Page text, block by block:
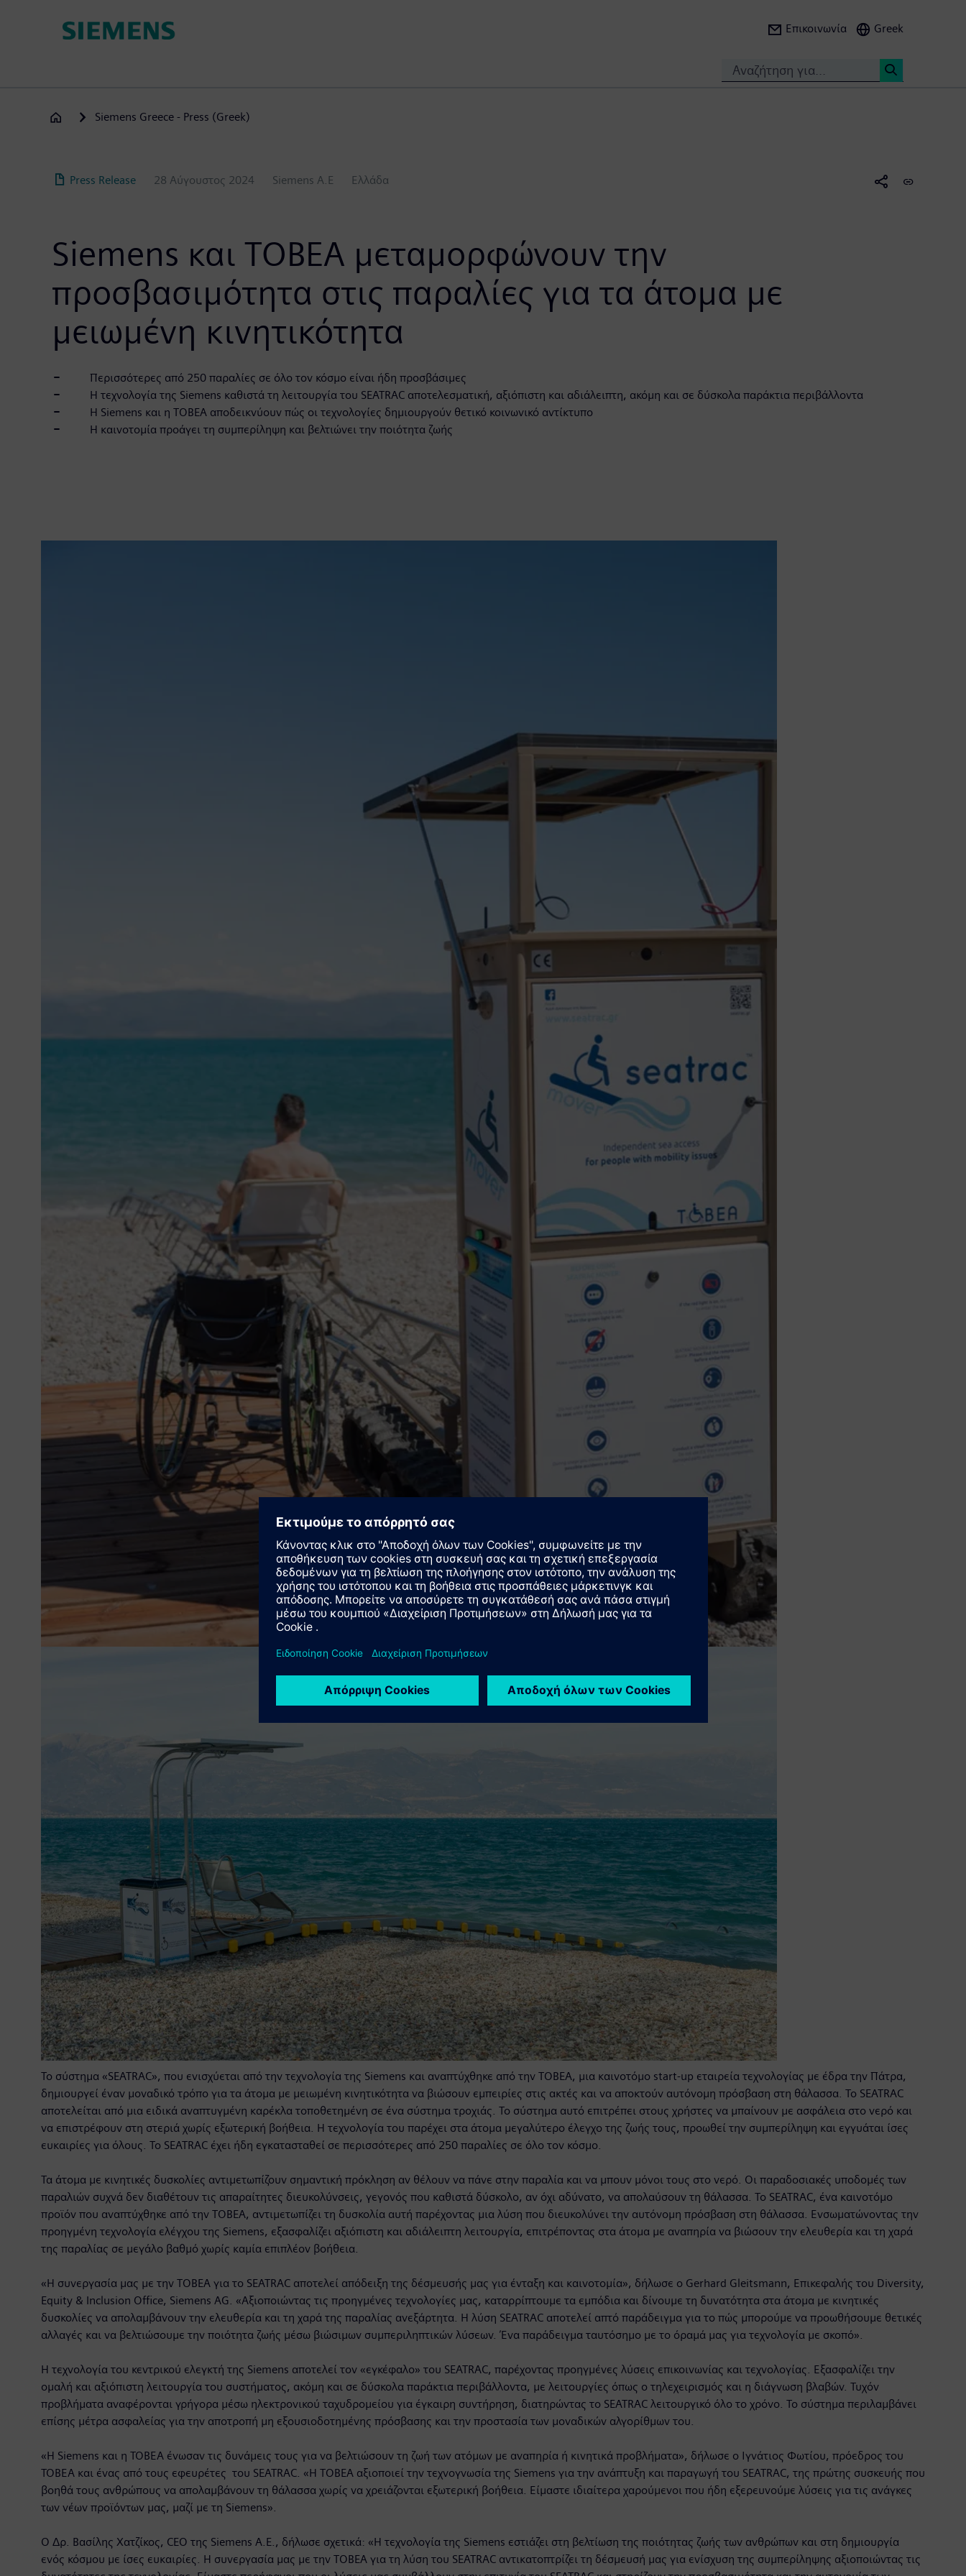
Επικοινωνία Greek
Siemens Greece - Press (Greek)
Press Release 28 Αύγουστος 2024 Siemens A.E Ελλάδα
Siemens και TOBEA μεταμορφώνουν την
προσβασιμότητα στις παραλίες για τα άτομα με
μειωμένη κινητικότητα
Περισσότερες από 250 παραλίες σε όλο τον κόσμο είναι ήδη προσβάσιμες
Η τεχνολογία της Siemens καθιστά τη λειτουργία του SEATRAC αποτελεσματική, αξιόπιστη και αδιάλειπτη, ακόμη και σε δύσκολα παράκτια περιβάλλοντα
Η Siemens και η TOBEA αποδεικνύουν πώς οι τεχνολογίες δημιουργούν θετικό κοινωνικό αντίκτυπο
Η καινοτομία προάγει τη συμπερίληψη και βελτιώνει την ποιότητα ζωής
Το σύστημα «SEATRAC», που ενισχύεται από την τεχνολογία της Siemens και αναπτύχθηκε από την TOBEA, μια καινοτόμο start-up εταιρεία τεχνολογίας με έδρα την Πάτρα,
δημιουργεί έναν μοναδικό τρόπο για τα άτομα με μειωμένη κινητικότητα να βιώσουν εμπειρίες στις ακτές και να αποκτούν αυτόνομη πρόσβαση στη θάλασσα. Το SEATRAC
αποτελείται από μια ειδικά αναπτυγμένη καρέκλα τοποθετημένη σε ένα σύστημα τροχιάς. Το σύστημα αυτό επιτρέπει στους χρήστες να μπαίνουν με ασφάλεια στο νερό και
να επιστρέφουν στη στεριά χωρίς εξωτερική βοήθεια. Η τεχνολογία του παρέχει στα άτομα μεγαλύτερο έλεγχο της ζωής τους, προωθεί την συμπερίληψη και εγγυάται ίσες
ευκαιρίες για όλους. Το SEATRAC έχει ήδη εγκατασταθεί σε περισσότερες από 250 παραλίες σε όλο τον κόσμο.
Τα άτομα με κινητικές δυσκολίες αντιμετωπίζουν σημαντική πρόκληση αν θέλουν να πάνε στην παραλία και να μπουν μόνοι τους στο νερό. Οι παραδοσιακές υποδομές των
παραλιών συχνά δεν διαθέτουν τις απαραίτητες διευκολύνσεις, γεγονός που καθιστά δύσκολο, αν όχι αδύνατο, να απολαύσουν τη θάλασσα. Το SEATRAC, ένα καινοτόμο
προϊόν που αναπτύχθηκε από την TOBEA, αντιμετωπίζει τη δυσκολία αυτή παρέχοντας μια λύση που διευκολύνει την αυτόνομη πρόσβαση στη θάλασσα. Ενσωματώνοντας την
προηγμένη τεχνολογία ελέγχου της Siemens, εξασφαλίζει αξιόπιστη και αδιάλειπτη λειτουργία, επιτρέποντας στα άτομα με αναπηρία να βιώσουν την ελευθερία και τη χαρά
της παραλίας σε μεγάλο βαθμό χωρίς καμία επιπλέον βοήθεια.
«Η συνεργασία μας με την TOBEA για το SEATRAC αποτελεί απόδειξη της δέσμευσής μας για ένταξη και καινοτομία», δήλωσε ο Gerhard Gleitsmann, Επικεφαλής του Diversity,
Equity & Inclusion Office, Siemens AG. «Αξιοποιώντας τις προηγμένες τεχνολογίες μας, καταρρίπτουμε τα εμπόδια και δίνουμε τη δυνατότητα στα άτομα με κινητικές
δυσκολίες να απολαμβάνουν την ελευθερία και τη χαρά της παραλίας ανεξάρτητα. Η λύση SEATRAC αποτελεί απτό παράδειγμα για το πώς μπορούμε να προωθήσουμε θετικές
αλλαγές και να βελτιώσουμε την ποιότητα ζωής μέσω βιώσιμων συμπεριληπτικών λύσεων. Ένα παράδειγμα ταυτόσημο με το όραμά μας για τεχνολογία με σκοπό».
Η τεχνολογία του κεντρικού ελεγκτή της Siemens αποτελεί τον «εγκέφαλο» του SEATRAC, παρέχοντας προηγμένες λύσεις επικοινωνίας και τεχνολογίας. Εξασφαλίζει την
ομαλή και αξιόπιστη λειτουργία του συστήματος, ακόμη και σε δύσκολα παράκτια περιβάλλοντα, με λειτουργίες όπως ο τηλεχειρισμός και η διάγνωση βλαβών. Τυχόν
προβλήματα αναφέρονται γρήγορα μέσω ηλεκτρονικού ταχυδρομείου για έγκαιρη συντήρηση, διατηρώντας το SEATRAC λειτουργικό όλο το χρόνο. Το σύστημα περιλαμβάνει
επίσης μέτρα ασφαλείας για την αποτροπή μη εξουσιοδοτημένης πρόσβασης και την προστασία των μοναδικών αλγορίθμων του.
«Η Siemens και η ΤΟΒΕΑ ένωσαν τις δυνάμεις τους για να βελτιώσουν τη ζωή των ατόμων με αναπηρία ή κινητικά προβλήματα», δήλωσε ο Ιγνάτιος Φωτίου, πρόεδρος του
ΤΟΒΕΑ και ένας από τους εφευρέτες του SEATRAC. «Η TOBEA αξιοποιεί την τεχνογνωσία της Siemens για την ανάπτυξη και παραγωγή του SEATRAC, της πρώτης συσκευής που
βοηθά τους ανθρώπους να απολαμβάνουν τη θάλασσα χωρίς να χρειάζονται εξωτερική βοήθεια. Είμαστε ιδιαίτερα χαρούμενοι που ήδη εξερευνούμε λύσεις για τις ανάγκες
των νέων προϊόντων μας, μαζί με τη Siemens».
Ο Δρ. Βασίλης Χατζίκος, CEO της Siemens A.E., δήλωσε σχετικά: «Η τεχνολογία της Siemens εστιάζει στη βελτίωση της ποιότητας ζωής των ανθρώπων και στη δημιουργία
ενός κόσμου με ίσες ευκαιρίες. Η συνεργασία μας με την TOBEA για τη λύση του SEATRAC αντικατοπτρίζει τη δέσμευσή μας για ενίσχυση της συμπερίληψης αξιοποιώντας τις